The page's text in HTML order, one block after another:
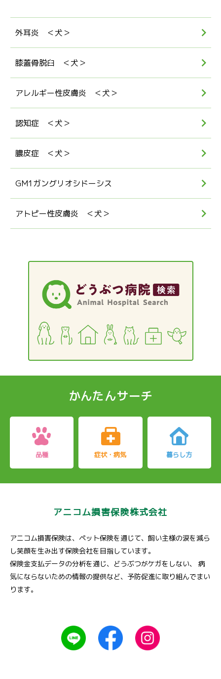
外耳炎 ＜犬＞
膝蓋骨脱臼 ＜犬＞
アレルギー性皮膚炎 ＜犬＞
認知症 ＜犬＞
膿皮症 ＜犬＞
GM1ガングリオシドーシス
アトピー性皮膚炎 ＜犬＞
かんたんサーチ
品種 症状・病気 暮らし方
アニコム損害保険株式会社
アニコム損害保険は、ペット保険を通じて、飼い主様の涙を減ら
し笑顔を生み出す保険会社を目指しています。
保険金支払データの分析を通じ、どうぶつがケガをしない、 病
気にならないための情報の提供など、予防促進に取り組んでまい
ります。